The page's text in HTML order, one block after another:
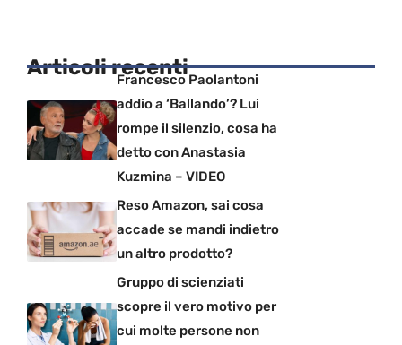
Articoli recentiFrancesco Paolantoni
addio a ‘Ballando’? Lui
rompe il silenzio, cosa ha
detto con Anastasia
Kuzmina – VIDEO
Reso Amazon, sai cosa
accade se mandi indietro
un altro prodotto?
Gruppo di scienziati
scopre il vero motivo per
cui molte persone non